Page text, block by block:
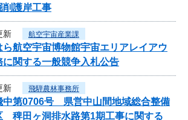
護岸工事
新 航空宇宙産業課
航空宇宙博物館宇宙エリアレイアウ
に関する一般競争入札公告
新 飛騨農林事務所
中第0706号 県営中山間地域総合整備
田ヶ洞排水路第1期工事に関する